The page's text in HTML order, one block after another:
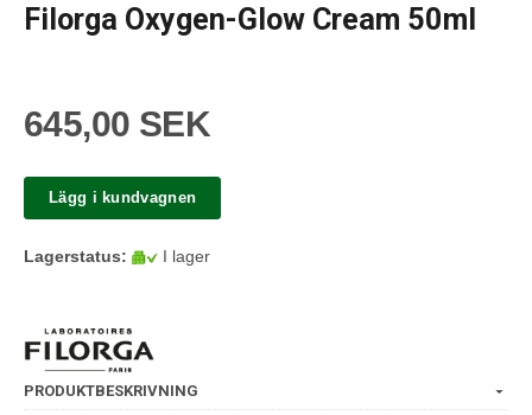
Filorga Oxygen-Glow Cream 50ml
645,00 SEK
Lägg i kundvagnen
Lagerstatus: I lager
PRODUKTBESKRIVNING